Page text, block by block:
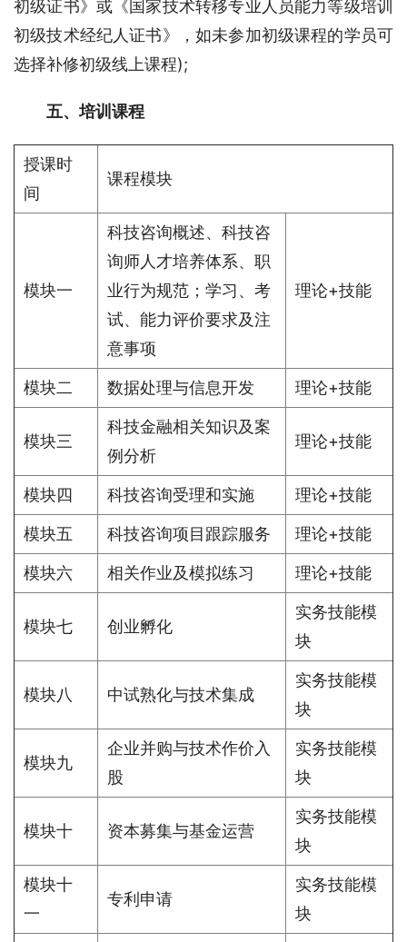
初级证书》或《国家技术转移专业人员能力等级培训
初级技术经纪人证书》，如未参加初级课程的学员可
选择补修初级线上课程);
五、培训课程
授课时
间
课程模块
模块一
科技咨询概述、科技咨
询师人才培养体系、职
业行为规范；学习、考
试、能力评价要求及注
意事项
理论+技能
模块二 数据处理与信息开发 理论+技能
模块三
科技金融相关知识及案
例分析
理论+技能
模块四 科技咨询受理和实施 理论+技能
模块五 科技咨询项目跟踪服务 理论+技能
模块六 相关作业及模拟练习 理论+技能
模块七 创业孵化
实务技能模
块
模块八 中试熟化与技术集成
实务技能模
块
模块九
企业并购与技术作价入
股
实务技能模
块
模块十 资本募集与基金运营
实务技能模
块
模块十
一
专利申请
实务技能模
块